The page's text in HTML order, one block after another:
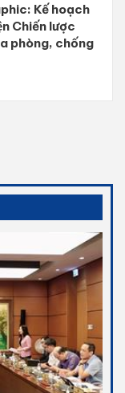
Kế hoạch
Chiến lược
phòng, chống